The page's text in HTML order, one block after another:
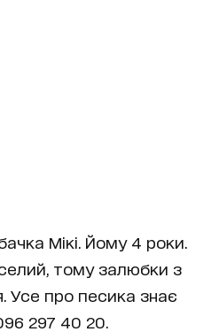
Мікі. Йому 4 роки.
тому залюбки з
Усе про песика знає
297 40 20.